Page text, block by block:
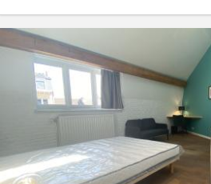
12 mois, 11 mois, 10 mois,